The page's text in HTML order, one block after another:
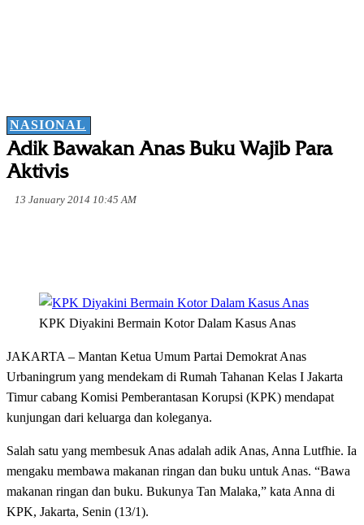
NASIONAL
Adik Bawakan Anas Buku Wajib Para
Aktivis
13 January 2014 10:45 AM
KPK Diyakini Bermain Kotor Dalam Kasus Anas
JAKARTA – Mantan Ketua Umum Partai Demokrat Anas
Urbaningrum yang mendekam di Rumah Tahanan Kelas I Jakarta
Timur cabang Komisi Pemberantasan Korupsi (KPK) mendapat
kunjungan dari keluarga dan koleganya.
Salah satu yang membesuk Anas adalah adik Anas, Anna Lutfhie. Ia
mengaku membawa makanan ringan dan buku untuk Anas. “Bawa
makanan ringan dan buku. Bukunya Tan Malaka,” kata Anna di
KPK, Jakarta, Senin (13/1).